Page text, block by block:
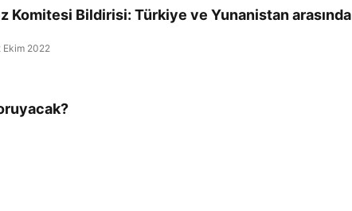
Komitesi Bildirisi: Türkiye ve Yunanistan
Ekim 2022